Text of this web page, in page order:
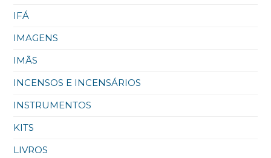
IFÁ
IMAGENS
IMÃS
INCENSOS E INCENSÁRIOS
INSTRUMENTOS
KITS
LIVROS